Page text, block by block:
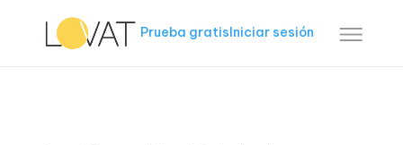
Prueba gratisIniciar sesión